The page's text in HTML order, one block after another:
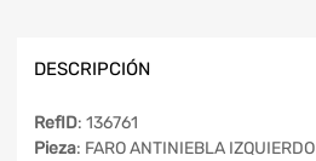
DESCRIPCIÓN
RefID: 136761
Pieza: FARO ANTINIEBLA IZQUIERDO